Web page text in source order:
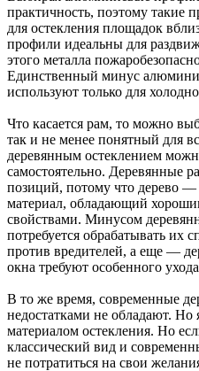
практичность, поэтому такие
для остекления площадок
профили идеальны для
этого металла
Единственный минус
используют только для
Что касается рам, то можно
так и не менее понятный для
деревянным остеклением
самостоятельно. Деревянные
позиций, потому что дерево
материал, обладающий
свойствами. Минусом
потребуется обрабатывать их
против вредителей, а еще —
окна требуют особенного
В то же время, современные
недостатками не обладают.
материалом остекления. Но
классический вид и
не потратиться на свои